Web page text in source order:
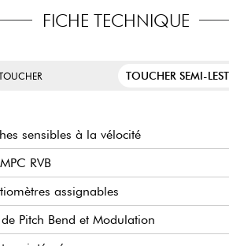
MPK
MPK
FICHE TECHNIQUE
TOUCHER SEMI-
sensibles à la vélocité
RVB
assignables
Pitch Bend et Modulation